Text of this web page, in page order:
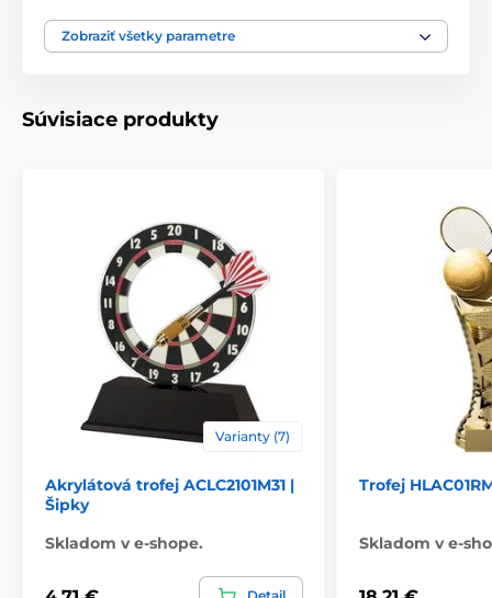
Motív
Zobraziť všetky parametre
Súvisiace produkty
Varianty (7)
Akrylátová trofej ACLC2101M31 |
Šipky
Skladom v e-shope.
Trofej
Skladom v e-